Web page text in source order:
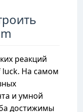
реакций
luck. На самом
и умной
достижимы